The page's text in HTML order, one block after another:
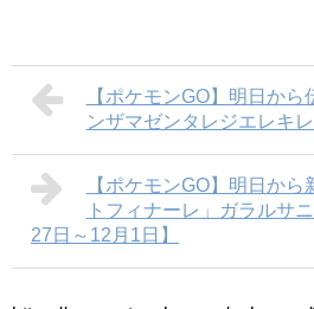
【ポケモンGO】明日か
ンザマゼンタレジエレキ
【ポケモンGO】明日か
トフィナーレ」ガラルサ
27日～12月1日】